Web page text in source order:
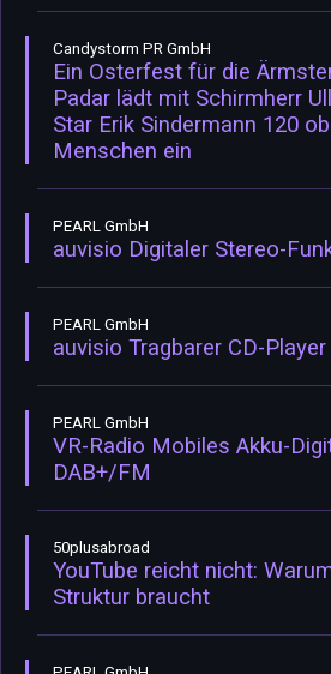
Candystorm PR GmbH
Ein Osterfest für die
Padar lädt mit Schirmherr
Star Erik Sindermann 120
Menschen ein
PEARL GmbH
auvisio Digitaler Stereo-
PEARL GmbH
auvisio Tragbarer CD-Player
PEARL GmbH
VR-Radio Mobiles Akku-
DAB+/FM
50plusabroad
YouTube reicht nicht:
Struktur braucht